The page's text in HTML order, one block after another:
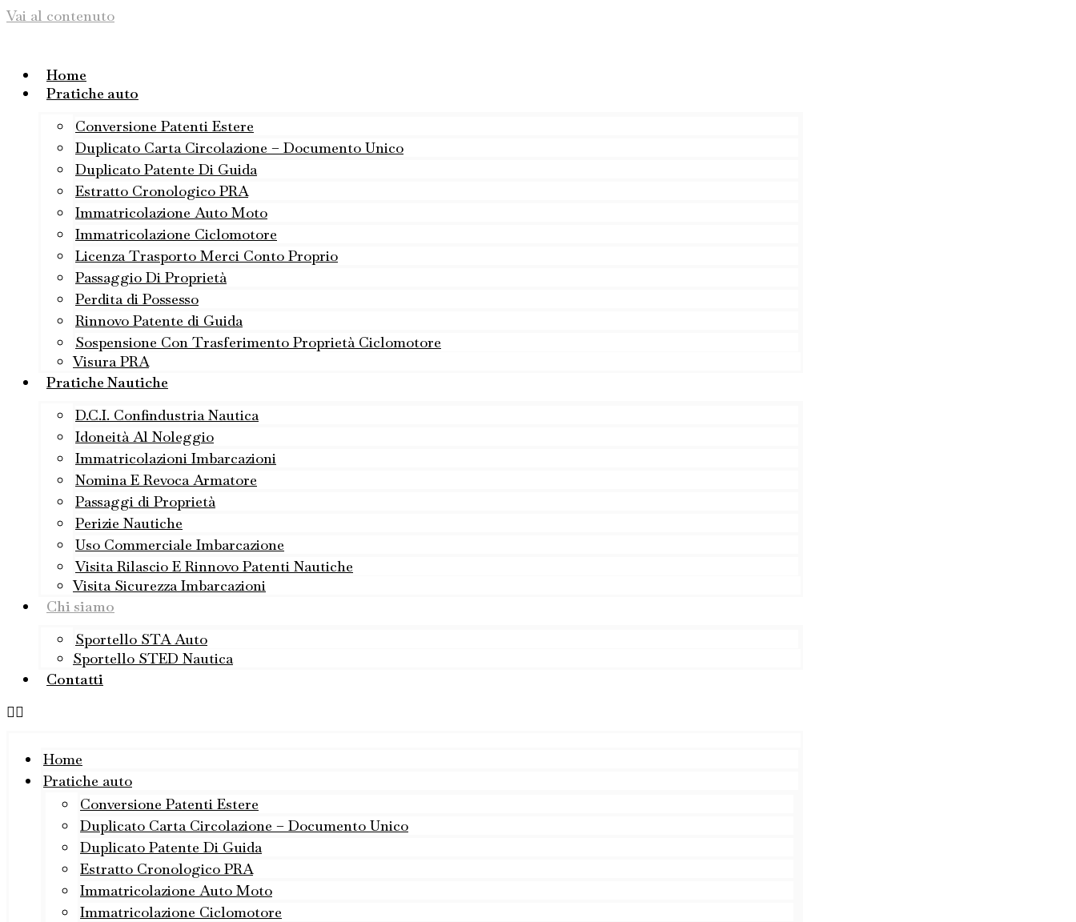
Vai al contenuto
Home
Pratiche auto
Conversione Patenti Estere
Duplicato Carta Circolazione – Documento Unico
Duplicato Patente Di Guida
Estratto Cronologico PRA
Immatricolazione Auto Moto
Immatricolazione Ciclomotore
Licenza Trasporto Merci Conto Proprio
Passaggio Di Proprietà
Perdita di Possesso
Rinnovo Patente di Guida
Sospensione Con Trasferimento Proprietà Ciclomotore
Visura PRA
Pratiche Nautiche
D.C.I. Confindustria Nautica
Idoneità Al Noleggio
Immatricolazioni Imbarcazioni
Nomina E Revoca Armatore
Passaggi di Proprietà
Perizie Nautiche
Uso Commerciale Imbarcazione
Visita Rilascio E Rinnovo Patenti Nautiche
Visita Sicurezza Imbarcazioni
Chi siamo
Sportello STA Auto
Sportello STED Nautica
Contatti
Home
Pratiche auto
Conversione Patenti Estere
Duplicato Carta Circolazione – Documento Unico
Duplicato Patente Di Guida
Estratto Cronologico PRA
Immatricolazione Auto Moto
Immatricolazione Ciclomotore